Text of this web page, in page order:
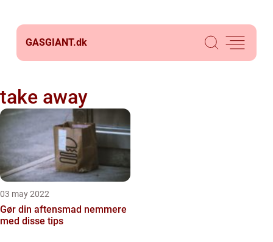
GASGIANT.dk
take away
03 may 2022
Gør din aftensmad nemmere
med disse tips